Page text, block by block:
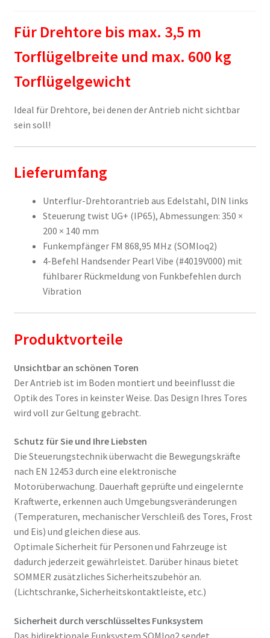
Für Drehtore bis max. 3,5 m
Torflügelbreite und max. 600 kg
Torflügelgewicht
Ideal für Drehtore, bei denen der Antrieb nicht sichtbar
sein soll!
Lieferumfang
Unterflur-Drehtorantrieb aus Edelstahl, DIN links
Steuerung twist UG+ (IP65), Abmessungen: 350 ×
200 × 140 mm
Funkempfänger FM 868,95 MHz (SOMloq2)
4-Befehl Handsender Pearl Vibe (#4019V000) mit
fühlbarer Rückmeldung von Funkbefehlen durch
Vibration
Produktvorteile
Unsichtbar an schönen Toren
Der Antrieb ist im Boden montiert und beeinflusst die
Optik des Tores in keinster Weise. Das Design Ihres Tores
wird voll zur Geltung gebracht.
Schutz für Sie und Ihre Liebsten
Die Steuerungstechnik überwacht die Bewegungskräfte
nach EN 12453 durch eine elektronische
Motorüberwachung. Dauerhaft geprüfte und eingelernte
Kraftwerte, erkennen auch Umgebungsveränderungen
(Temperaturen, mechanischer Verschleiß des Tores, Frost
und Eis) und gleichen diese aus.
Optimale Sicherheit für Personen und Fahrzeuge ist
dadurch jederzeit gewährleistet. Darüber hinaus bietet
SOMMER zusätzliches Sicherheitszubehör an.
(Lichtschranke, Sicherheitskontaktleiste, etc.)
Sicherheit durch verschlüsseltes Funksystem
Das bidirektionale Funksystem SOMloq2 sendet